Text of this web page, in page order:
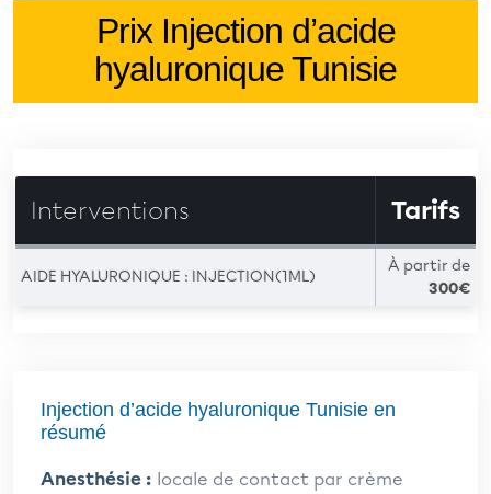
Prix Injection d’acide
hyaluronique Tunisie
Interventions Tarifs
AIDE HYALURONIQUE : INJECTION(1ML)
À partir de
300€
Injection d’acide hyaluronique Tunisie en
résumé
Anesthésie : locale de contact par crème